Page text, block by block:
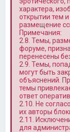
характера,
открытии тем
размещение
Примечания:
2.8. Темы,
форуме,
перенесены
2.9. Темы,
могут быть
объяснений.
темы
ответ
2.10. Не
их авторы
2.11.
для